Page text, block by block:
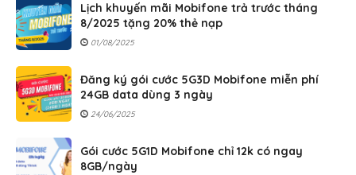
Lịch khuyến mãi Mobifone trả trước tháng
8/2025 tặng 20% thẻ nạp
01/08/2025
Đăng ký gói cước 5G3D Mobifone miễn phí
24GB data dùng 3 ngày
24/06/2025
Gói cước 5G1D Mobifone chỉ 12k có ngay
8GB/ngày